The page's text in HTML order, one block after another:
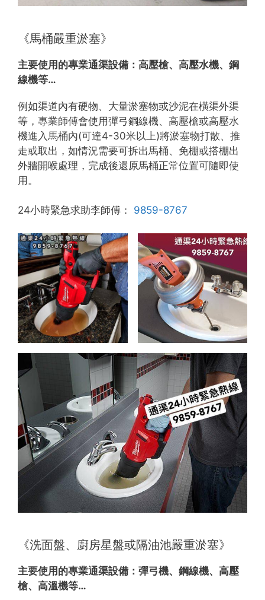
《馬桶嚴重淤塞》
主要使用的專業通渠設備： 高壓槍、高壓水機、鋼
線機等…
例如渠道內有硬物、大量淤塞物或沙泥在橫渠外渠
等，專業師傅會使用彈弓鋼線機、高壓槍或高壓水
機進入馬桶內(可達4-30米以上)將淤塞物打散、推
走或取出，如情況需要可拆出馬桶、免棚或搭棚出
外牆開喉處理，完成後還原馬桶正常位置可隨即使
用。
24小時緊急求助李師傅： 9859-8767
《洗面盤、廚房星盤或隔油池嚴重淤塞》
主要使用的專業通渠設備： 彈弓機、鋼線機、高壓
槍、高溫機等…